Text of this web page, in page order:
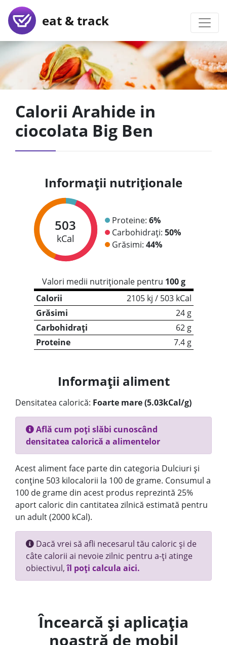
eat & track
Calorii Arahide in
ciocolata Big Ben
Informații nutriționale
503
kCal
Proteine: 6%
Carbohidrați: 50%
Grăsimi: 44%
Valori medii nutriționale pentru 100 g
Calorii
2105 kj / 503 kCal
Grăsimi
24 g
Carbohidrați
62 g
Proteine
7.4 g
Informații aliment
Densitatea calorică: Foarte mare (5.03kCal/g)
Află cum poți slăbi cunoscând
densitatea calorică a alimentelor
Acest aliment face parte din categoria Dulciuri și
conține 503 kilocalorii la 100 de grame. Consumul a
100 de grame din acest produs reprezintă 25%
aport caloric din cantitatea zilnică estimată pentru
un adult (2000 kCal).
Dacă vrei să afli necesarul tău caloric și de
câte calorii ai nevoie zilnic pentru a-ți atinge
obiectivul,îl poți calcula aici.
Încearcă și aplicația
noastră de mobil